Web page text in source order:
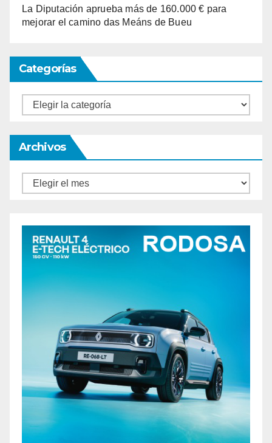
La Diputación aprueba más de 160.000 € para
mejorar el camino das Meáns de Bueu
Categorías
Categorías
Archivos
Archivos